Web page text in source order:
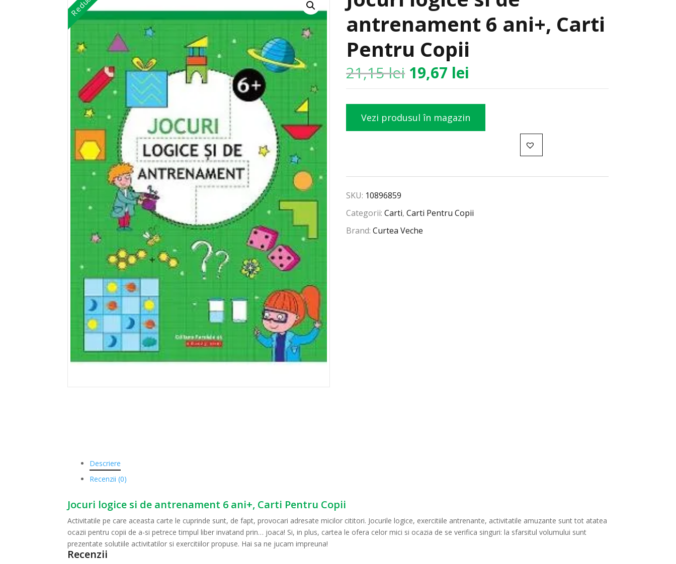
antrenament 6 ani+, Carti
Pentru Copii
21,15lei 19,67 lei
Vezi produsul în magazin
SKU: 10896859
Categorii:Carti,Carti Pentru Copii
Brand:Curtea Veche
Descriere
Recenzii (0)
Jocuri logice si de antrenament 6 ani+, Carti Pentru Copii
Activitatile pe care aceasta carte le cuprinde sunt, de fapt, provocari adresate micilor cititori. Jocurile logice, exercitiile antrenante, activitatile amuzante sunt tot atatea
ocazii pentru copii de a-si petrece timpul liber invatand prin… joaca! Si, in plus, cartea le ofera celor mici si ocazia de se verifica singuri: la sfarsitul volumului sunt
prezentate solutiile activitatilor si exercitiilor propuse. Hai sa ne jucam impreuna!
Recenzii